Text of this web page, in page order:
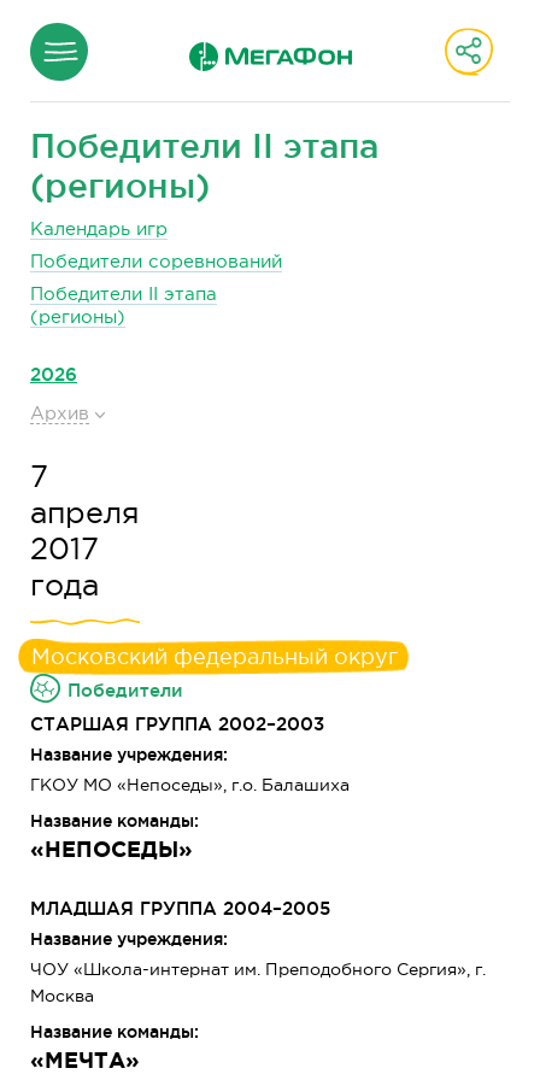
Победители II этапа
(регионы)
Календарь игр
Победители соревнований
Победители II этапа
(регионы)
2026
Архив
7
апреля
2017
года
Московский федеральный округ
Победители
СТАРШАЯ ГРУППА 2002–2003
Название учреждения:
ГКОУ МО «Непоседы», г.о. Балашиха
Название команды:
«НЕПОСЕДЫ»
МЛАДШАЯ ГРУППА 2004–2005
Название учреждения:
ЧОУ «Школа-интернат им. Преподобного Сергия», г.
Москва
Название команды:
«МЕЧТА»